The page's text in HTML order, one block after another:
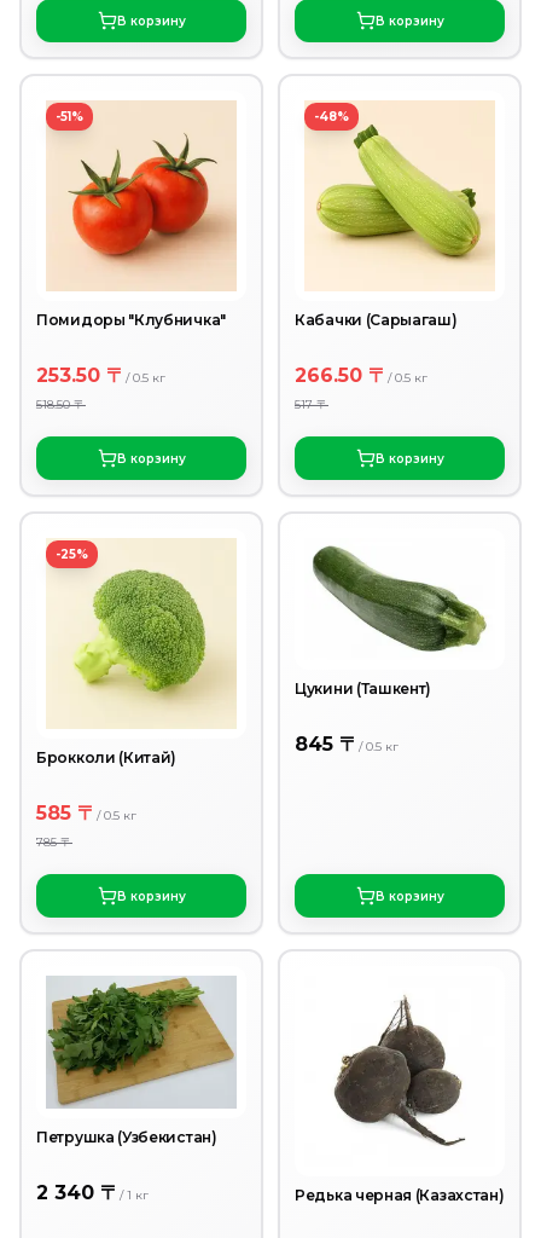
В корзину В корзину
-51%
Помидоры "Клубничка"
253.50 〒 /0.5 кг
518.50 〒
В корзину
-48%
Кабачки (Сарыагаш)
266.50 〒 /0.5 кг
517 〒
В корзину
-25%
Брокколи (Китай)
585 〒 /0.5 кг
785 〒
В корзину
Цукини (Ташкент)
845 〒 /0.5 кг
В корзину
Петрушка (Узбекистан)
2 340 〒 /1 кг Редька черная (Казахстан)